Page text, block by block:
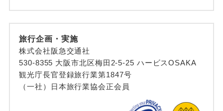
旅行企画・実施
株式会社阪急交通社
530-8355 大阪市北区梅田2-5-25 ハービスOSAKA
観光庁長官登録旅行業第1847号
（一社）日本旅行業協会正会員